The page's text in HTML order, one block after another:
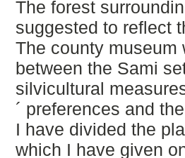
The forest
suggested to reflect
The county museum
between the Sami
silvicultural
´ preferences and
I have divided the
which I have given